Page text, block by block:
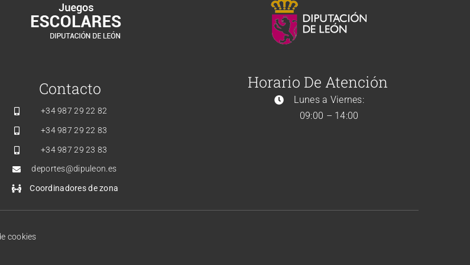
Contacto
+34987 29 22 82
+34987 29 22 83
+34987 29 23 83
deportes@dipuleon.es
Coordinadores de zona
Horario De Atención
Lunes a Viernes:
09:00 – 14:00
cookies